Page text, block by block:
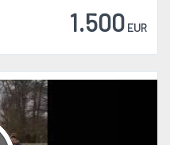
1.500 EUR